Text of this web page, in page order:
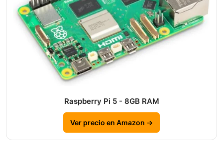
Raspberry Pi 5 - 8GB RAM
Ver precio en Amazon →